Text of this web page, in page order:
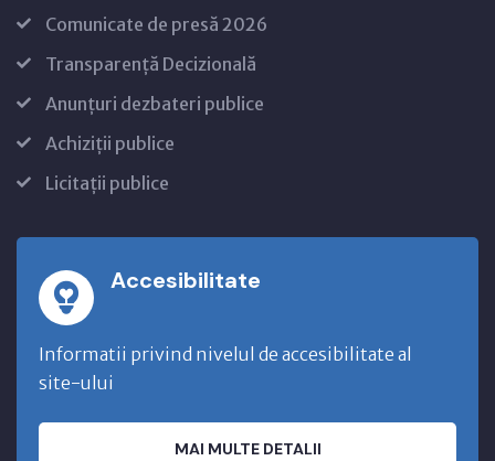
Comunicate de presă 2026
Transparență Decizională
Anunțuri dezbateri publice
Achiziții publice
Licitații publice
Accesibilitate
Informatii privind nivelul de accesibilitate al
site-ului
MAI MULTE DETALII